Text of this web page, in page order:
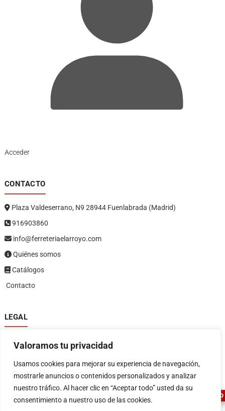
Valoramos tu privacidad
Usamos cookies para mejorar su experiencia de navegación,
mostrarle anuncios o contenidos personalizados y analizar
nuestro tráfico. Al hacer clic en “Aceptar todo” usted da su
consentimiento a nuestro uso de las cookies.
Acceder
CONTACTO
Plaza Valdeserrano, N9 28944 Fuenlabrada (Madrid)
916903860
info@ferreteriaelarroyo.com
Quiénes somos
Catálogos
Contacto
LEGAL
Política de privacidad
Política de devoluciones y reembolsos
Términos y condiciones
ASESOR FERRETERO